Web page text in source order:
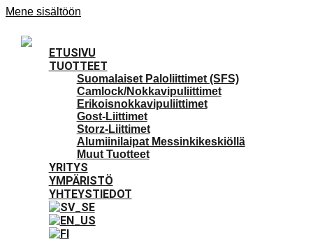
Mene sisältöön
ETUSIVU
TUOTTEET
Suomalaiset Paloliittimet (SFS)
Camlock/Nokkavipuliittimet
Erikoisnokkavipuliittimet
Gost-Liittimet
Storz-Liittimet
Alumiinilaipat Messinkikeskiöllä
Muut Tuotteet
YRITYS
YMPÄRISTÖ
YHTEYSTIEDOT